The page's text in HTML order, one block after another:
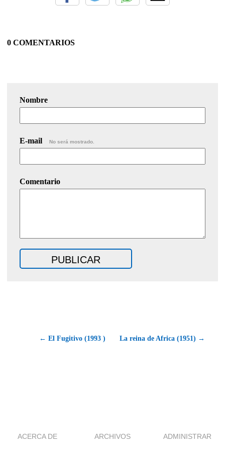
0 COMENTARIOS
Nombre
E-mail No será mostrado.
Comentario
← El Fugitivo (1993 ) La reina de Africa (1951) →
ACERCA DE ARCHIVOS ADMINISTRAR